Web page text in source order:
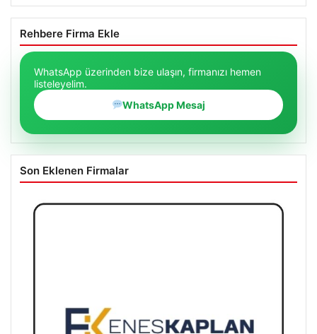
Rehbere Firma Ekle
WhatsApp üzerinden bize ulaşın, firmanızı hemen
listeleyelim.
WhatsApp Mesaj
Son Eklenen Firmalar